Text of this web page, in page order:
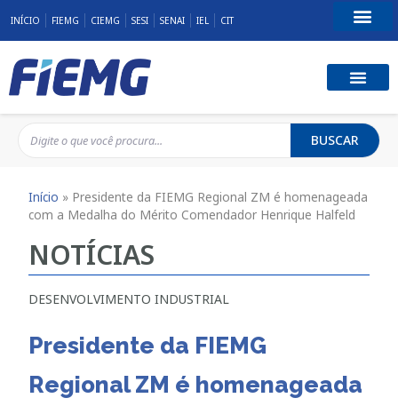
INÍCIO FIEMG CIEMG SESI SENAI IEL CIT
BUSCAR
Início » Presidente da FIEMG Regional ZM é homenageada
com a Medalha do Mérito Comendador Henrique Halfeld
NOTÍCIAS
DESENVOLVIMENTO INDUSTRIAL
Presidente da FIEMG
Regional ZM é homenageada